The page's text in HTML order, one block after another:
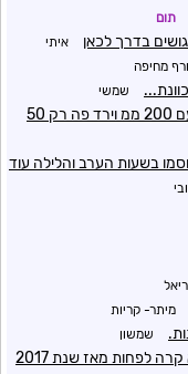
תום
בדרך לכאן איתי
מחיפה
שמשי
בשעות הערב והלילה עוד
מיתר- קריות
שמשון